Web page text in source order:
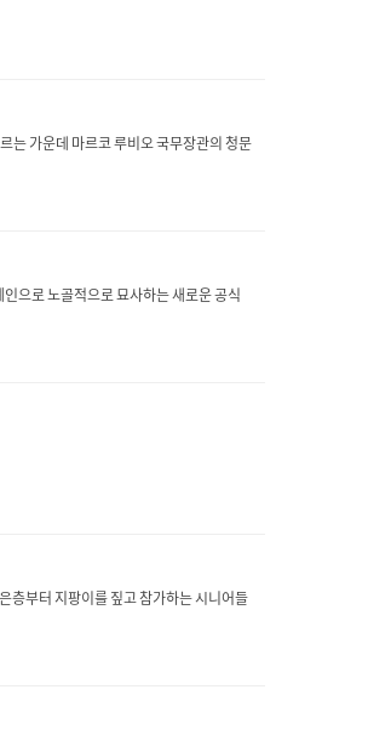
는 가운데 마르코 루비오 국무장관의 청문
으로 노골적으로 묘사하는 새로운 공식
층부터 지팡이를 짚고 참가하는 시니어들